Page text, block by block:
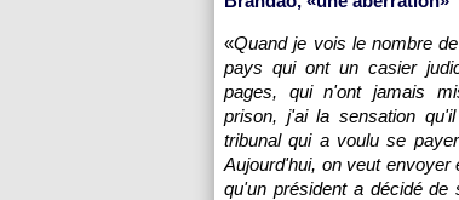
«Quand je vois le nombre
pays qui ont un casier
pages, qui n'ont jamais
prison, j'ai la sensation
tribunal qui a voulu se
Aujourd'hui, on veut envoyer
qu'un président a décidé